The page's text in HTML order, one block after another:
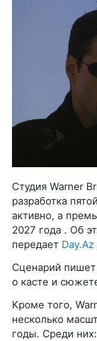
Студия Warner
разработка
активно, а
2027 года . Об
передает Day.Az
Сценарий
о касте и
Кроме того,
несколько
годы. Среди